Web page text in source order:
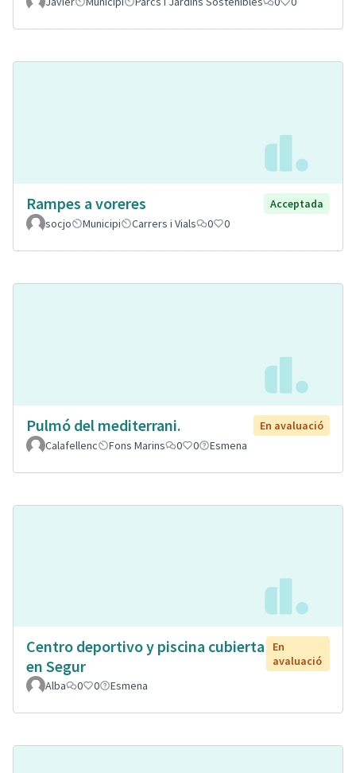
Rampes a voreres
Acceptada
socjo
Municipi Carrers i Vials 0 0
Pulmó del mediterrani.
En avaluació
Calafellenc
Fons Marins 0 0 Esmena
Centro deportivo y piscina cubierta
en Segur
En
avaluació
Alba
0 0 Esmena